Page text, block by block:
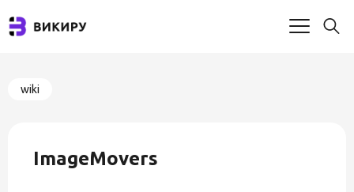
wiki
ImageMovers